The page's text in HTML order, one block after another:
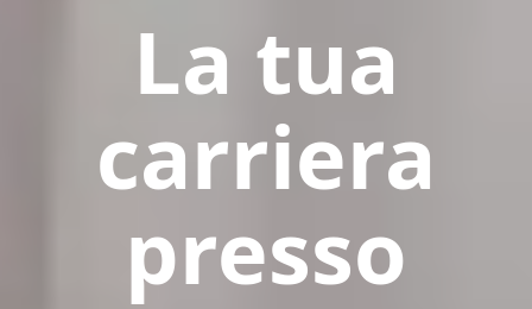
La tua
carriera
presso